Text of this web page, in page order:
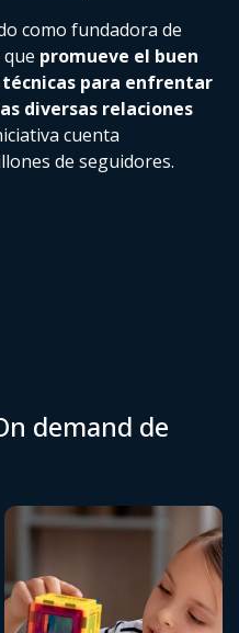
como fundadora de
que promueve el buen
para enfrentar
diversas relaciones
cuenta
de seguidores.
demand de